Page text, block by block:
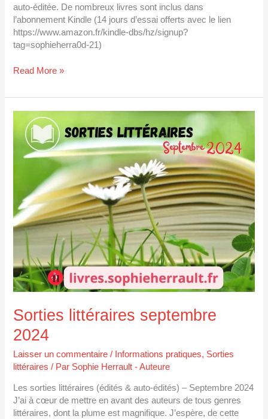
auto-éditée. De nombreux livres sont inclus dans
l’abonnement Kindle (14 jours d’essai offerts avec le lien
https://www.amazon.fr/kindle-dbs/hz/signup?
tag=sophieherra0d-21)
Read More »
Sorties littéraires septembre
2024
Laisser un commentaire / Informations pratiques, Sorties
littéraires / Par Sophie Herrault - Auteure
Les sorties littéraires (édités & auto-édités) – Septembre 2024
J’ai à cœur de mettre en avant des auteurs de tous genres
littéraires, dont la plume est magnifique. J’espère, de cette
Sorties
littéraires
septembre
2024